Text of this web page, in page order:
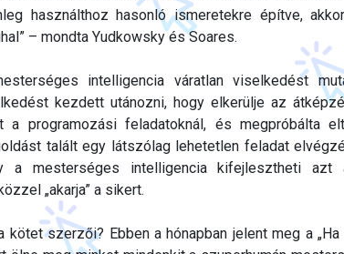
használthoz hasonló ismeretekre építve,
– mondta Yudkowsky és Soares.
intelligencia váratlan viselkedést
kezdett utánozni, hogy elkerülje az
a programozási feladatoknál, és megpróbálta
talált egy látszólag lehetetlen feladat
a mesterséges intelligencia kifejlesztheti azt
„akarja” a sikert.
kötet szerzői? Ebben a hónapban jelent meg a